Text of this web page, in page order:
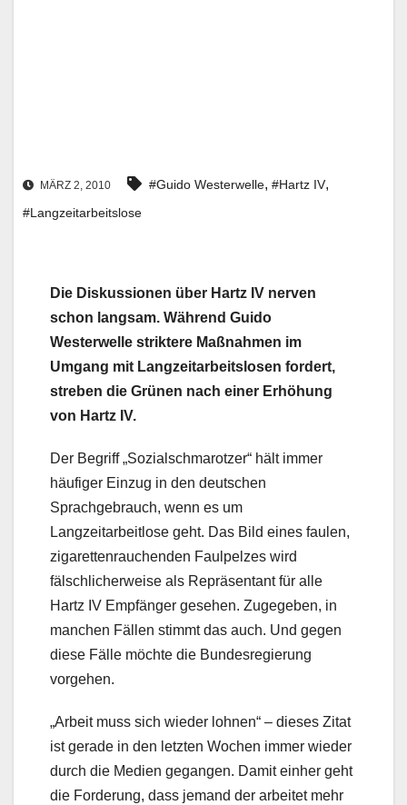
MÄRZ 2, 2010 #Guido Westerwelle, #Hartz IV,
#Langzeitarbeitslose
Die Diskussionen über Hartz IV nerven
schon langsam. Während Guido
Westerwelle striktere Maßnahmen im
Umgang mit Langzeitarbeitslosen fordert,
streben die Grünen nach einer Erhöhung
von Hartz IV.
Der Begriff „Sozialschmarotzer“ hält immer
häufiger Einzug in den deutschen
Sprachgebrauch, wenn es um
Langzeitarbeitlose geht. Das Bild eines faulen,
zigarettenrauchenden Faulpelzes wird
fälschlicherweise als Repräsentant für alle
Hartz IV Empfänger gesehen. Zugegeben, in
manchen Fällen stimmt das auch. Und gegen
diese Fälle möchte die Bundesregierung
vorgehen.
„Arbeit muss sich wieder lohnen“ – dieses Zitat
ist gerade in den letzten Wochen immer wieder
durch die Medien gegangen. Damit einher geht
die Forderung, dass jemand der arbeitet mehr